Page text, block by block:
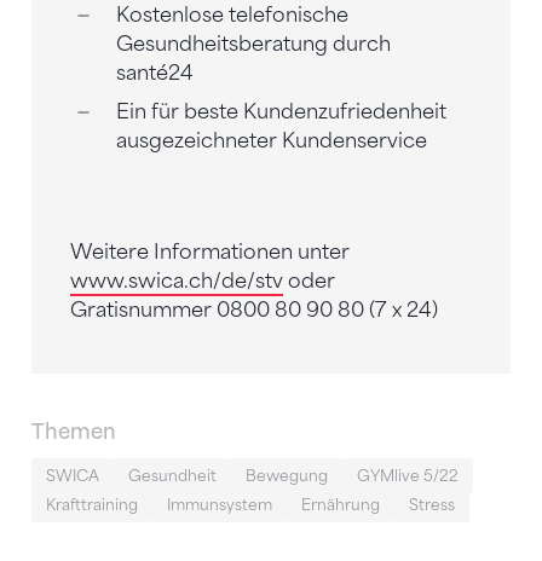
Kostenlose telefonische
Gesundheitsberatung durch
santé24
Ein für beste Kundenzufriedenheit
ausgezeichneter Kundenservice
Weitere Informationen unter
www.swica.ch/de/stv oder
Gratisnummer 0800 80 90 80 (7 x 24)
Themen
SWICA Gesundheit Bewegung
GYMlive 5/22
Krafttraining
Immunsystem Ernährung Stress